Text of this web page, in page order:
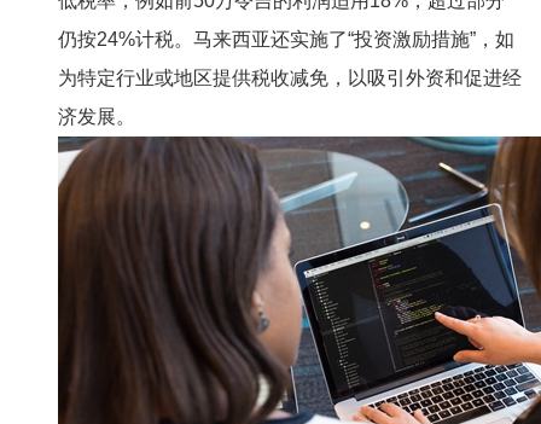
仍按24%计税。马来西亚还实施了“投资激励措施”，如
为特定行业或地区提供税收减免，以吸引外资和促进经
济发展。